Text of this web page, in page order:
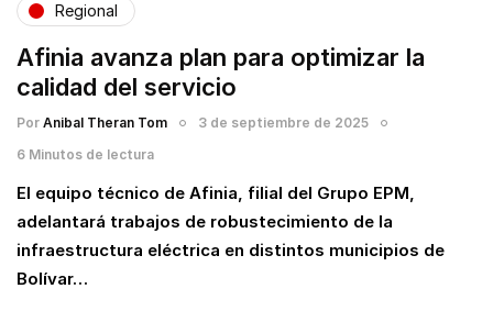
Regional
Afinia avanza plan para optimizar la
calidad del servicio
Por Anibal Theran Tom
3 de septiembre de 2025
6 Minutos de lectura
El equipo técnico de Afinia, filial del Grupo EPM,
adelantará trabajos de robustecimiento de la
infraestructura eléctrica en distintos municipios de
Bolívar…